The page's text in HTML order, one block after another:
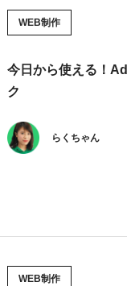
WEB制作
今日から使える！
ク
らくちゃん
WEB制作